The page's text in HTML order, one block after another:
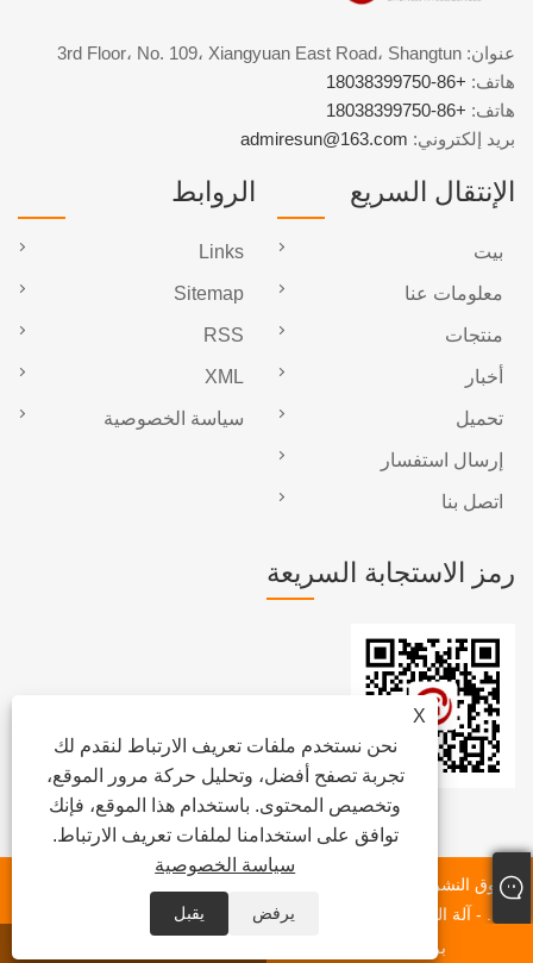
X
نحن نستخدم ملفات تعريف الارتباط لنقدم لك
تجربة تصفح أفضل، وتحليل حركة مرور الموقع،
وتخصيص المحتوى. باستخدام هذا الموقع، فإنك
توافق على استخدامنا لملفات تعريف الارتباط.
سياسة الخصوصية
يرفض يقبل
عنوان: 3rd Floor، No. 109، Xiangyuan East Road، Shangtun
هاتف: +86-18038399750
هاتف: +86-18038399750
بريد إلكتروني: admiresun@163.com
الإنتقال السريع
بيت
معلومات عنا
منتجات
أخبار
تحميل
إرسال استفسار
اتصل بنا
الروابط
Links
Sitemap
RSS
XML
سياسة الخصوصية
رمز الاستجابة السريعة
Ltd. - آلة الشريط ، آلة الملصقات الأوتوماتيكية ، آلة لصق رول الأفلام -
جميع الحقوق محفوظة.
بريد إلكتروني